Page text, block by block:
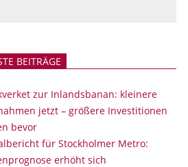
BEITRÄGE
zur Inlandsbanan: kleinere
jetzt – größere Investitionen
bevor
für Stockholmer Metro:
erhöht sich